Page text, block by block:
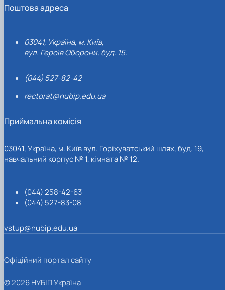
Поштова адреса
03041, Україна, м. Київ,
вул. Героїв Оборони, буд. 15.
(044) 527-82-42
rectorat@nubip.edu.ua
Приймальна комісія
03041, Україна, м. Київ вул. Горіхуватський шлях, буд. 19,
навчальний корпус № 1, кімната № 12.
(044) 258-42-63
(044) 527-83-08
vstup@nubip.edu.ua
Офіційний портал сайту
© 2026 НУБІП Україна